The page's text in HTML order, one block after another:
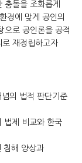
충돌을 조화롭게
경에 맞게 공인의
으로 공인론을 공적
로 재정립하고자
의 법적 판단기준
법제 비교와 한국
침해 양상과